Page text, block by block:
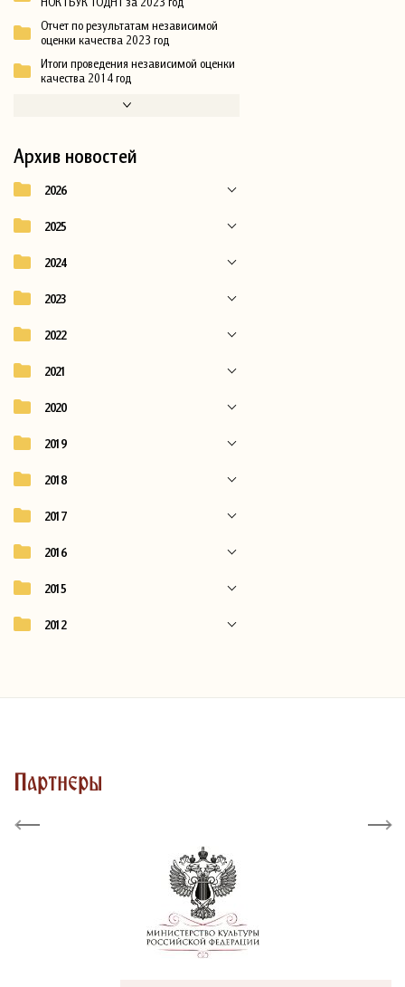
Отчет по результатам независимой
оценки качества 2023 год
Итоги проведения независимой оценки
качества 2014 год
Архив новостей
2026
2025
2024
2023
2022
2021
2020
2019
2018
2017
2016
2015
2012
Партнеры
Previous Next